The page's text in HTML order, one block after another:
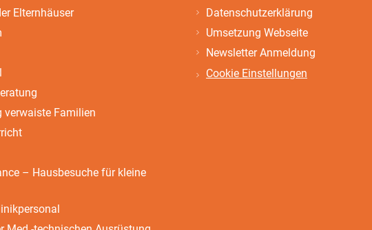
Elternhäuser
verwaiste Familien
– Hausbesuche für kleine
Datenschutzerklärung
Umsetzung Webseite
Newsletter Anmeldung
Cookie Einstellungen